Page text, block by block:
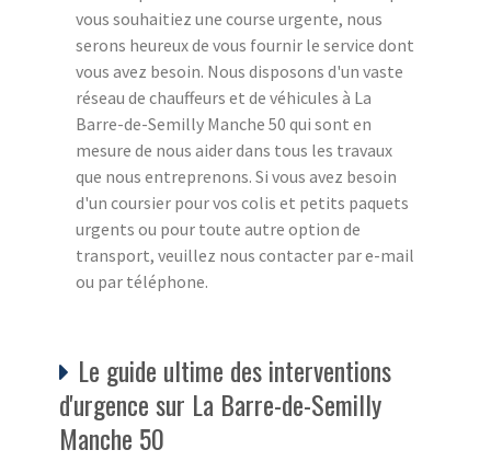
vous souhaitiez une course urgente, nous
serons heureux de vous fournir le service dont
vous avez besoin. Nous disposons d'un vaste
réseau de chauffeurs et de véhicules à La
Barre-de-Semilly Manche 50 qui sont en
mesure de nous aider dans tous les travaux
que nous entreprenons. Si vous avez besoin
d'un coursier pour vos colis et petits paquets
urgents ou pour toute autre option de
transport, veuillez nous contacter par e-mail
ou par téléphone.
Le guide ultime des interventions
d'urgence sur La Barre-de-Semilly
Manche 50